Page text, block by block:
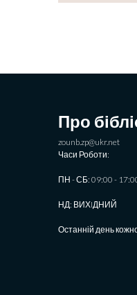
Про
zounb.zp@ukr.net
Часи Роботи:
ПН - СБ: 09:00 -
НД: ВИХIДНИЙ
Останній день